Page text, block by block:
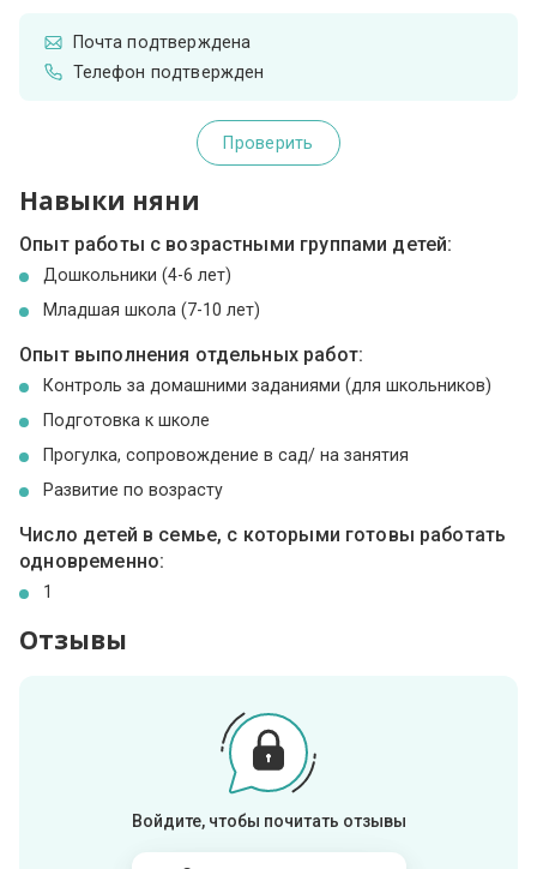
Почта подтверждена
Телефон подтвержден
Проверить
Навыки няни
Опыт работы с возрастными группами детей:
Дошкольники (4-6 лет)
Младшая школа (7-10 лет)
Опыт выполнения отдельных работ:
Контроль за домашними заданиями (для школьников)
Подготовка к школе
Прогулка, сопровождение в сад/ на занятия
Развитие по возрасту
Число детей в семье, с которыми готовы работать
одновременно:
1
Отзывы
Войдите, чтобы почитать отзывы